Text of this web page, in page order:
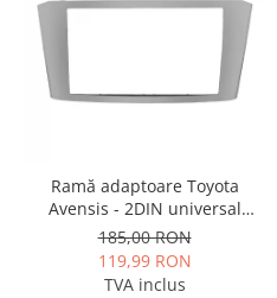
Ramă adaptoare Toyota
Avensis - 2DIN universal
178×102, montaj dedicat
185,00 RON
119,99 RON
TVA inclus